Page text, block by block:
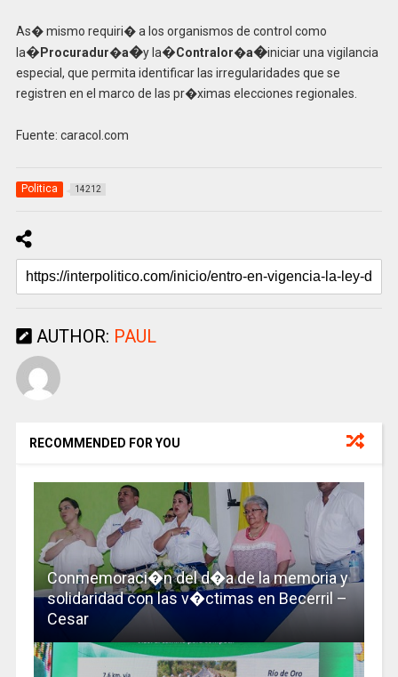
As� mismo requiri� a los organismos de control como
la� Procuradur�a�y la�Contralor�a�iniciar una vigilancia
especial, que permita identificar las irregularidades que se
registren en el marco de las pr�ximas elecciones regionales.
Fuente: caracol.com
Politica 14212
AUTHOR: PAUL
RECOMMENDED FOR YOU
Conmemoraci�n del d�a de la memoria y
solidaridad con las v�ctimas en Becerril –
Cesar